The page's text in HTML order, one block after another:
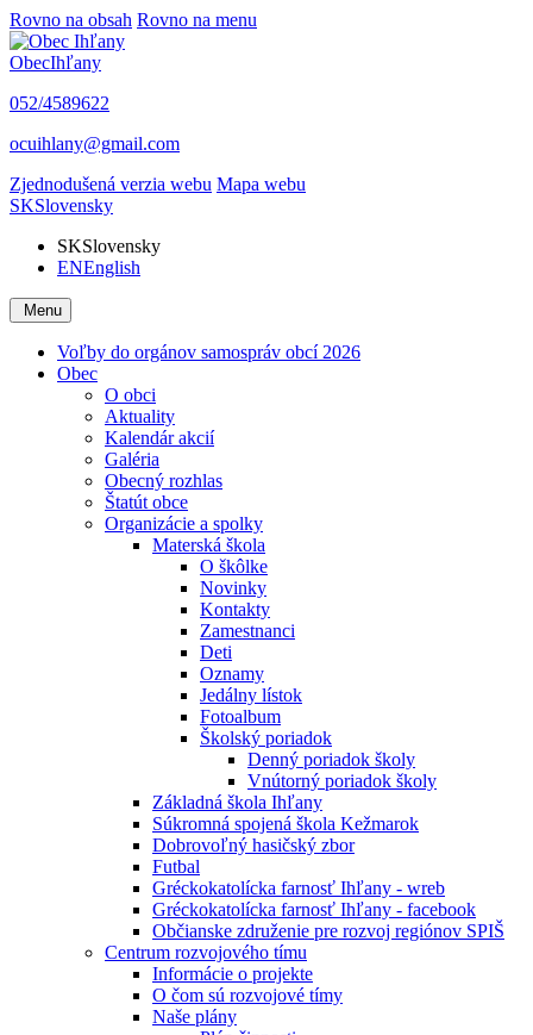
Rovno na obsah Rovno na menu
ObecIhľany
052/4589622
ocuihlany@gmail.com
Zjednodušená verzia webu Mapa webu
SKSlovensky
SKSlovensky
ENEnglish
Menu
Voľby do orgánov samospráv obcí 2026
Obec
O obci
Aktuality
Kalendár akcií
Galéria
Obecný rozhlas
Štatút obce
Organizácie a spolky
Materská škola
O škôlke
Novinky
Kontakty
Zamestnanci
Deti
Oznamy
Jedálny lístok
Fotoalbum
Školský poriadok
Denný poriadok školy
Vnútorný poriadok školy
Základná škola Ihľany
Súkromná spojená škola Kežmarok
Dobrovoľný hasičský zbor
Futbal
Gréckokatolícka farnosť Ihľany - wreb
Gréckokatolícka farnosť Ihľany - facebook
Občianske združenie pre rozvoj regiónov SPIŠ
Centrum rozvojového tímu
Informácie o projekte
O čom sú rozvojové tímy
Naše plány